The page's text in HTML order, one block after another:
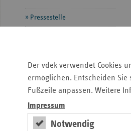
Der vdek verwendet Cookies
ermöglichen. Entscheiden
Fußzeile anpassen. Weitere
Impressum
Notwendig
Pressestelle
Seitenleiste
mit
weiteren
Informationen
Auf einen Blick
Veranstaltungen
Pressemitteilungen